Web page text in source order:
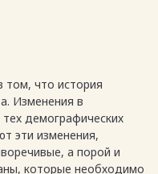
Дагестана…………..
РД………………….. 57
Дагестана (1897-
64
72
75
том, что история
Изменения в
демографических
эти изменения,
а порой и
которые необходимо